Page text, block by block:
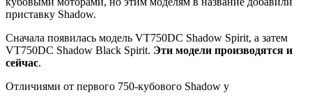
приставку Shadow.
Сначала появилась модель VT750DC Shadow Spirit, а затем
VT750DC Shadow Black Spirit. Эти модели производятся и
сейчас.
Отличиями от первого 750-кубового Shadow у